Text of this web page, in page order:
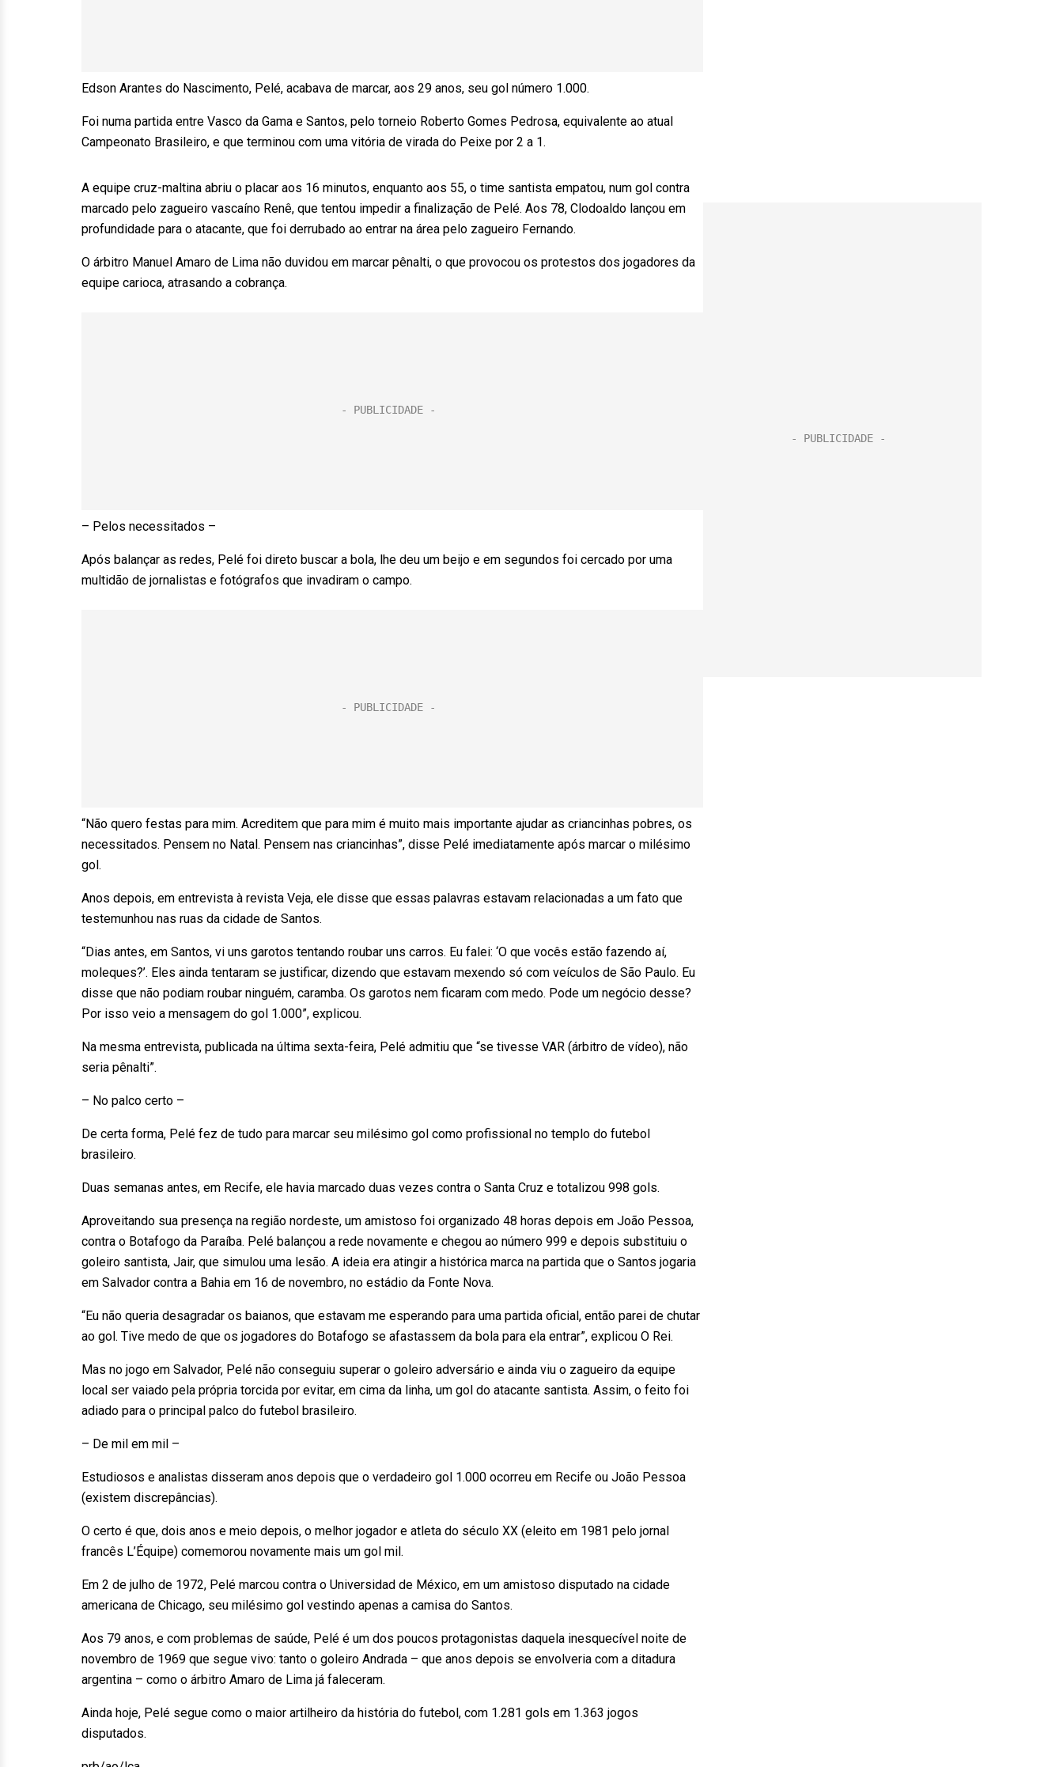
Edson Arantes do Nascimento, Pelé, acabava de marcar, aos 29 anos, seu gol número 1.000.
Foi numa partida entre Vasco da Gama e Santos, pelo torneio Roberto Gomes Pedrosa, equivalente ao atual
Campeonato Brasileiro, e que terminou com uma vitória de virada do Peixe por 2 a 1.
A equipe cruz-maltina abriu o placar aos 16 minutos, enquanto aos 55, o time santista empatou, num gol contra
marcado pelo zagueiro vascaíno Renê, que tentou impedir a finalização de Pelé. Aos 78, Clodoaldo lançou em
profundidade para o atacante, que foi derrubado ao entrar na área pelo zagueiro Fernando.
O árbitro Manuel Amaro de Lima não duvidou em marcar pênalti, o que provocou os protestos dos jogadores da
equipe carioca, atrasando a cobrança.
– Pelos necessitados –
Após balançar as redes, Pelé foi direto buscar a bola, lhe deu um beijo e em segundos foi cercado por uma
multidão de jornalistas e fotógrafos que invadiram o campo.
“Não quero festas para mim. Acreditem que para mim é muito mais importante ajudar as criancinhas pobres, os
necessitados. Pensem no Natal. Pensem nas criancinhas”, disse Pelé imediatamente após marcar o milésimo
gol.
Anos depois, em entrevista à revista Veja, ele disse que essas palavras estavam relacionadas a um fato que
testemunhou nas ruas da cidade de Santos.
“Dias antes, em Santos, vi uns garotos tentando roubar uns carros. Eu falei: ‘O que vocês estão fazendo aí,
moleques?’. Eles ainda tentaram se justificar, dizendo que estavam mexendo só com veículos de São Paulo. Eu
disse que não podiam roubar ninguém, caramba. Os garotos nem ficaram com medo. Pode um negócio desse?
Por isso veio a mensagem do gol 1.000”, explicou.
Na mesma entrevista, publicada na última sexta-feira, Pelé admitiu que “se tivesse VAR (árbitro de vídeo), não
seria pênalti”.
– No palco certo –
De certa forma, Pelé fez de tudo para marcar seu milésimo gol como profissional no templo do futebol
brasileiro.
Duas semanas antes, em Recife, ele havia marcado duas vezes contra o Santa Cruz e totalizou 998 gols.
Aproveitando sua presença na região nordeste, um amistoso foi organizado 48 horas depois em João Pessoa,
contra o Botafogo da Paraíba. Pelé balançou a rede novamente e chegou ao número 999 e depois substituiu o
goleiro santista, Jair, que simulou uma lesão. A ideia era atingir a histórica marca na partida que o Santos jogaria
em Salvador contra a Bahia em 16 de novembro, no estádio da Fonte Nova.
“Eu não queria desagradar os baianos, que estavam me esperando para uma partida oficial, então parei de chutar
ao gol. Tive medo de que os jogadores do Botafogo se afastassem da bola para ela entrar”, explicou O Rei.
Mas no jogo em Salvador, Pelé não conseguiu superar o goleiro adversário e ainda viu o zagueiro da equipe
local ser vaiado pela própria torcida por evitar, em cima da linha, um gol do atacante santista. Assim, o feito foi
adiado para o principal palco do futebol brasileiro.
– De mil em mil –
Estudiosos e analistas disseram anos depois que o verdadeiro gol 1.000 ocorreu em Recife ou João Pessoa
(existem discrepâncias).
O certo é que, dois anos e meio depois, o melhor jogador e atleta do século XX (eleito em 1981 pelo jornal
francês L’Équipe) comemorou novamente mais um gol mil.
Em 2 de julho de 1972, Pelé marcou contra o Universidad de México, em um amistoso disputado na cidade
americana de Chicago, seu milésimo gol vestindo apenas a camisa do Santos.
Aos 79 anos, e com problemas de saúde, Pelé é um dos poucos protagonistas daquela inesquecível noite de
novembro de 1969 que segue vivo: tanto o goleiro Andrada – que anos depois se envolveria com a ditadura
argentina – como o árbitro Amaro de Lima já faleceram.
Ainda hoje, Pelé segue como o maior artilheiro da história do futebol, com 1.281 gols em 1.363 jogos
disputados.